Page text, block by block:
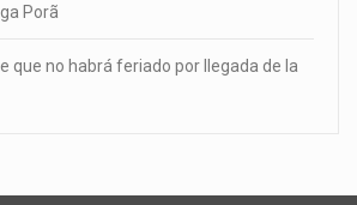
Porã
que no habrá feriado por llegada de la